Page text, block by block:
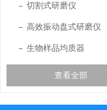
切割式研磨仪
高效振动盘式研磨仪
生物样品均质器
查看全部